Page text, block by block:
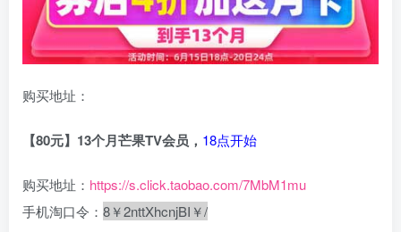
购买地址：
【80元】13个月芒果TV会员， 18点开始
购买地址： https://s.click.taobao.com/7MbM1mu
手机淘口令： 8￥2nttXhcnjBI￥/